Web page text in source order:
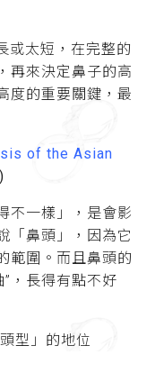
或太短，在完整的
再來決定鼻子的高
度的重要關鍵，最
of the Asian
)
不一樣」，是會影
「鼻頭」，因為它
範圍。而且鼻頭的
”，長得有點不好
型」的地位